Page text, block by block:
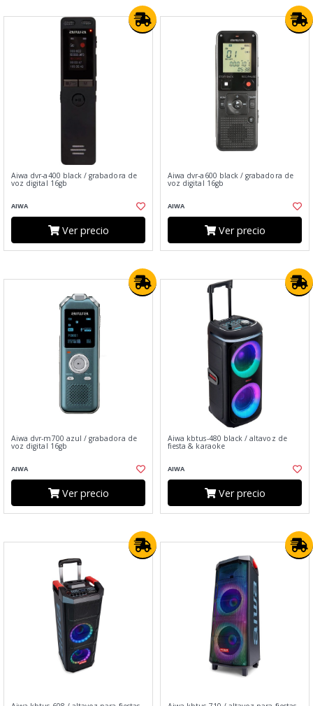
Aiwa dvr-a400 black / grabadora de
voz digital 16gb
AIWA
Ver precio
Aiwa dvr-a600 black / grabadora de
voz digital 16gb
AIWA
Ver precio
Aiwa dvr-m700 azul / grabadora de
voz digital 16gb
AIWA
Ver precio
Aiwa kbtus-480 black / altavoz de
fiesta & karaoke
AIWA
Ver precio